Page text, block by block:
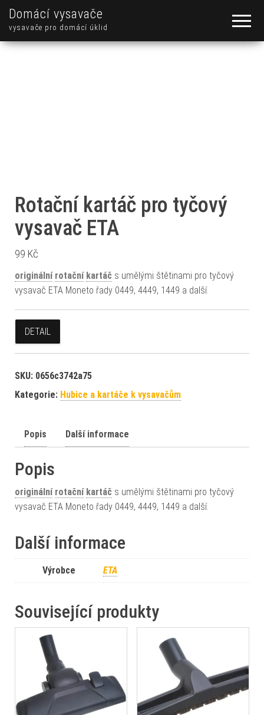
Domácí vysavače
vysavače pro domácí úklid
Rotační kartáč pro tyčový
vysavač ETA
99 Kč
originální rotační kartáč s umělými štětinami pro tyčový
vysavač ETA Moneto řady 0449, 4449, 1449 a další.
DETAIL
SKU: 0656c3742a75
Kategorie: Hubice a kartáče k vysavačům
Popis Další informace
Popis
originální rotační kartáč s umělými štětinami pro tyčový
vysavač ETA Moneto řady 0449, 4449, 1449 a další.
Další informace
Výrobce ETA
Související produkty